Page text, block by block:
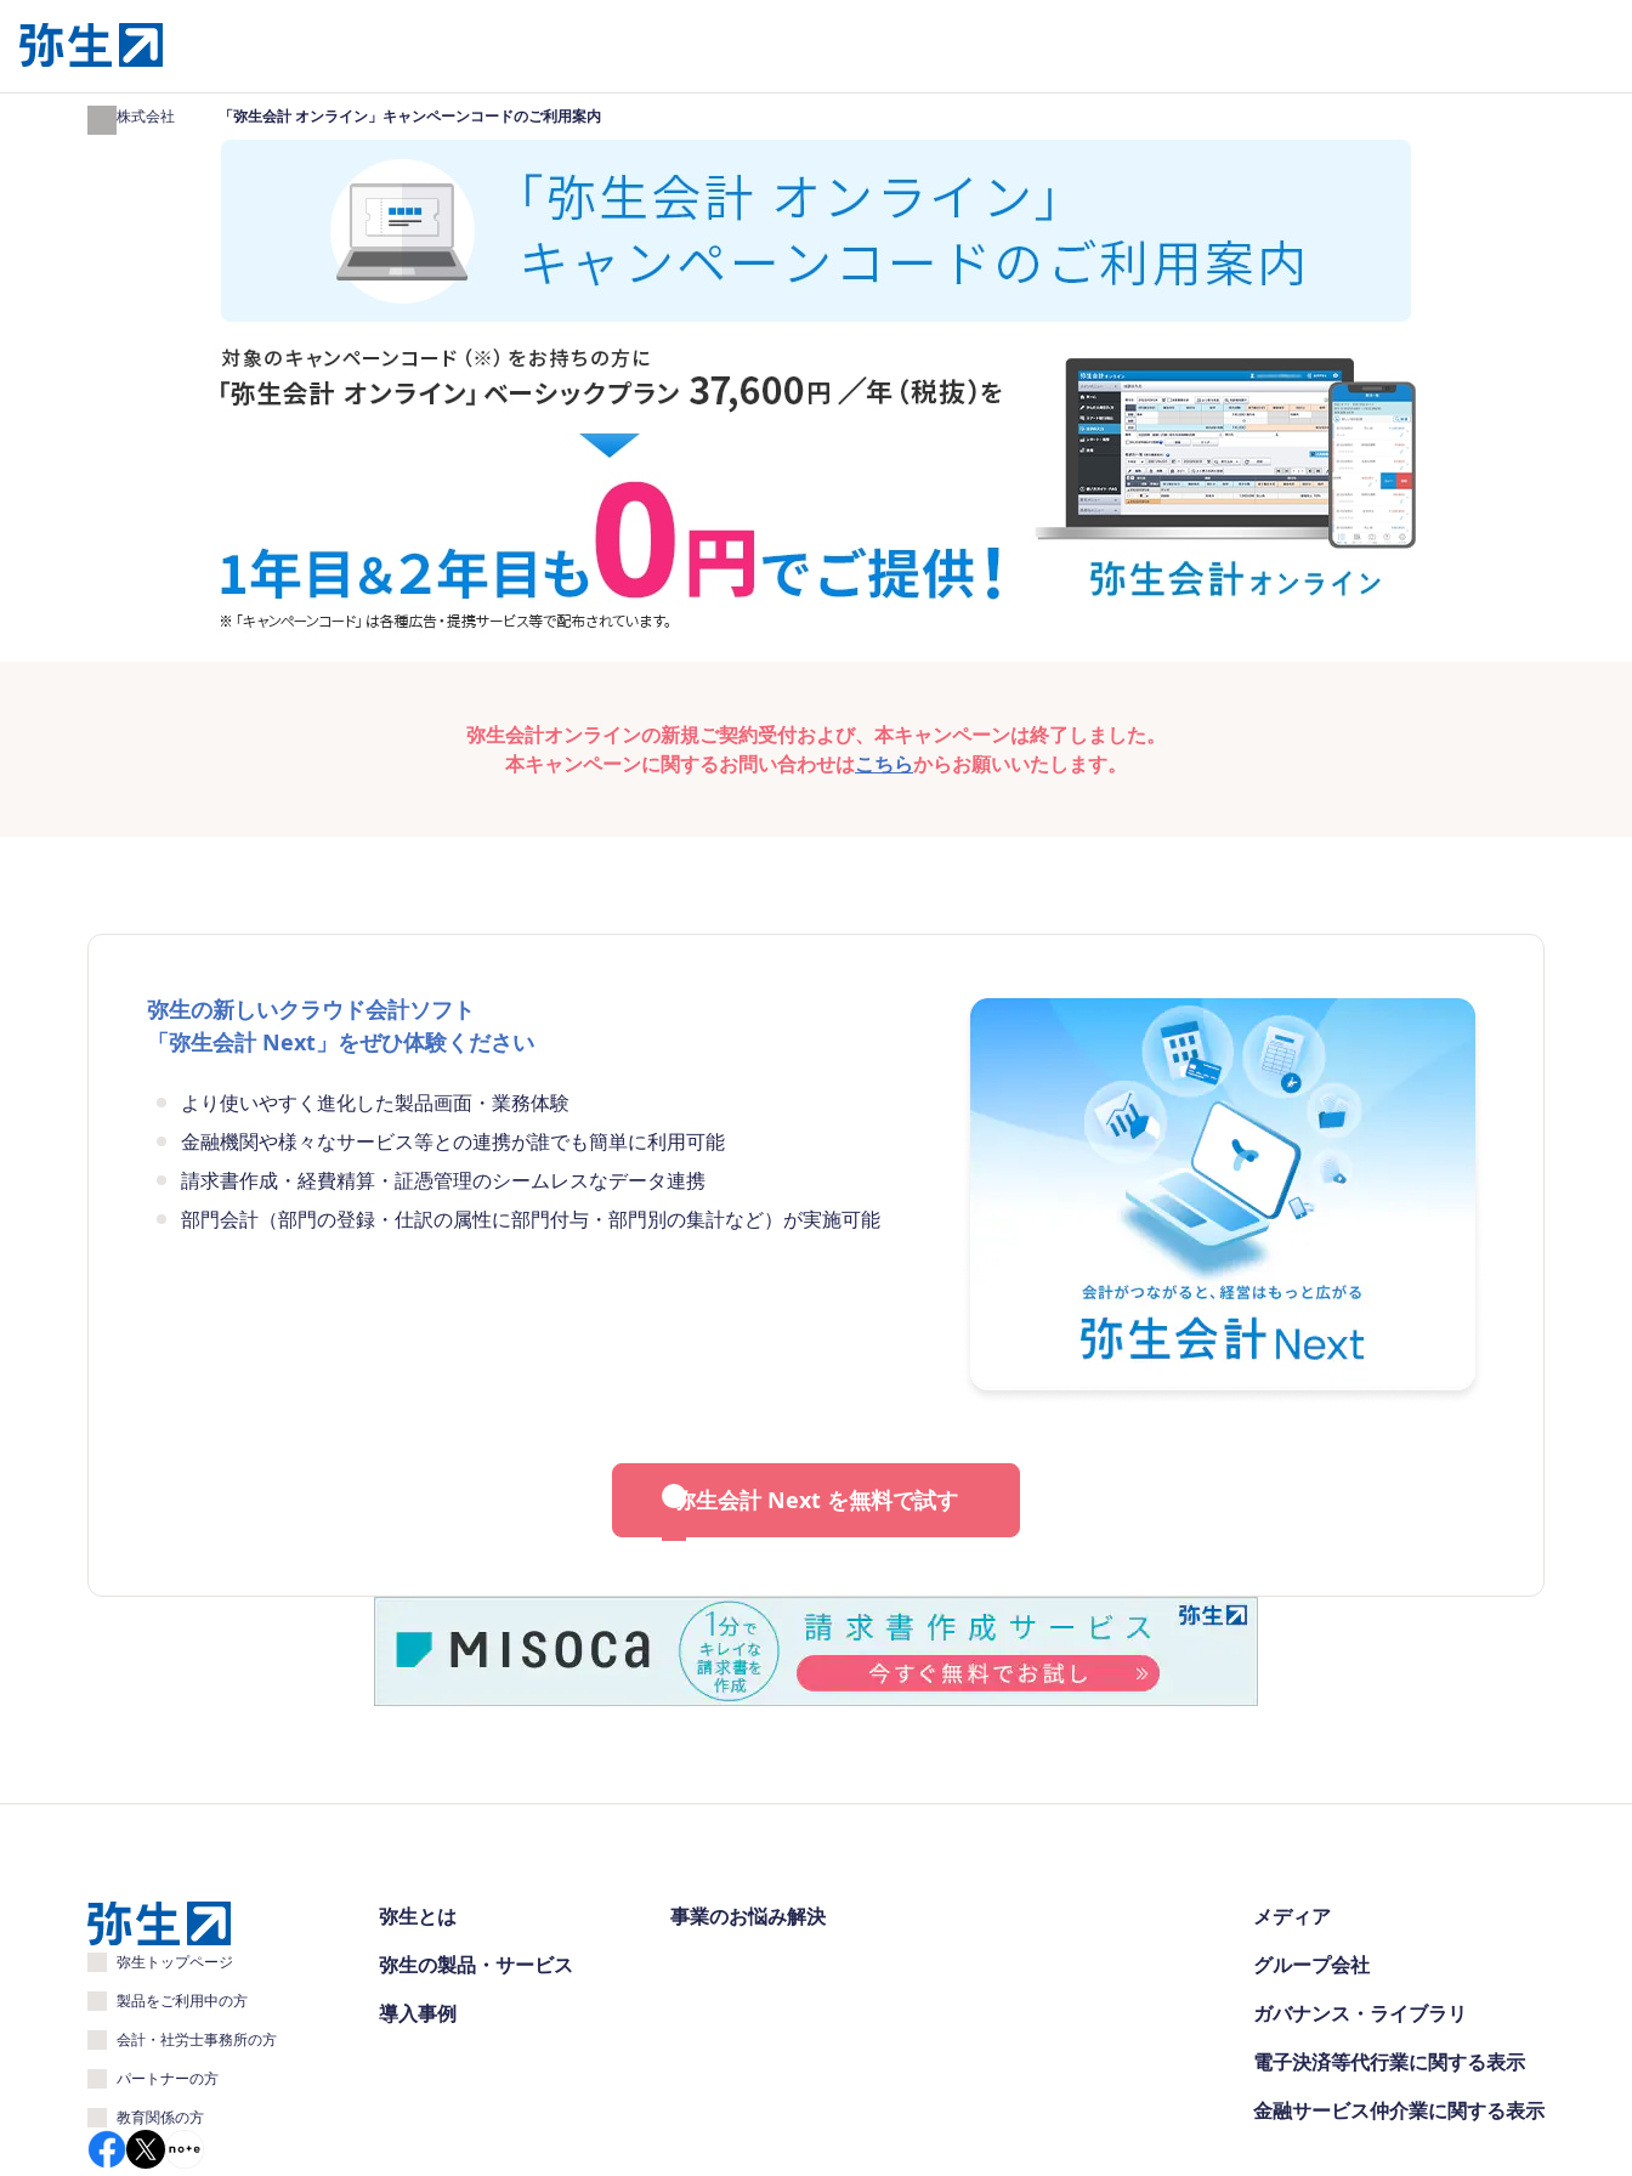
弥生株式会社 「弥生会計 オンライン」キャンペーンコードのご利用案内
弥生会計オンラインの新規ご契約受付および、本キャンペーンは終了しました。
本キャンペーンに関するお問い合わせはこちらからお願いいたします。
弥生の新しいクラウド会計ソフト
「弥生会計 Next」をぜひ体験ください
より使いやすく進化した製品画面・業務体験
金融機関や様々なサービス等との連携が誰でも簡単に利用可能
請求書作成・経費精算・証憑管理のシームレスなデータ連携
部門会計（部門の登録・仕訳の属性に部門付与・部門別の集計など）が実施可能
弥生会計 Next を無料で試す
弥生トップページ
製品をご利用中の方
会計・社労士事務所の方
パートナーの方
教育関係の方
弥生とは
弥生の製品・サービス
導入事例
事業のお悩み解決
メディア
グループ会社
ガバナンス・ライブラリ
電子決済等代行業に関する表示
金融サービス仲介業に関する表示